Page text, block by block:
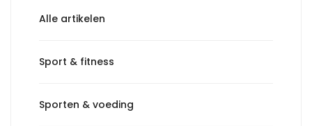
Alle artikelen
Sport & fitness
Sporten & voeding